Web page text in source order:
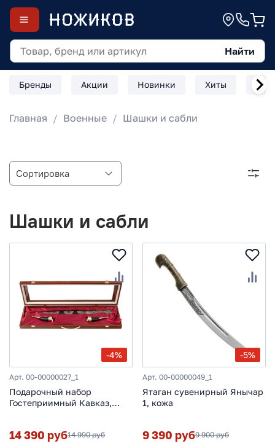
Найти
Бренды Акции Новинки Хиты
Главная Военные Шашки и сабли
Шашки и сабли
-4%
Арт. 00-00000027_1
Подарочный набор
Гостеприимный Кавказ,
14 390 руб14 990 руб
-5%
Арт. 00-00000049_1
Ятаган сувенирный Янычар
1, кожа
9 390 руб9 900 руб